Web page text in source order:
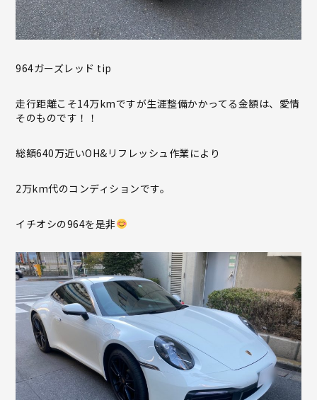
964ガーズレッド tip
走行距離こそ14万kmですが生涯整備かかってる金額は、愛情
そのものです！！
総額640万近いOH&リフレッシュ作業により
2万km代のコンディションです。
イチオシの964を是非